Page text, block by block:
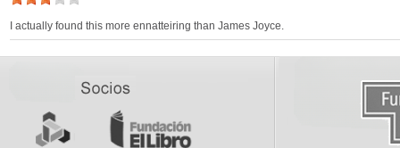
I actually found this more ennatteiring than James Joyce.